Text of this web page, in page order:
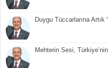
Duygu Tüccarlarına Artık
Mehterin Sesi,